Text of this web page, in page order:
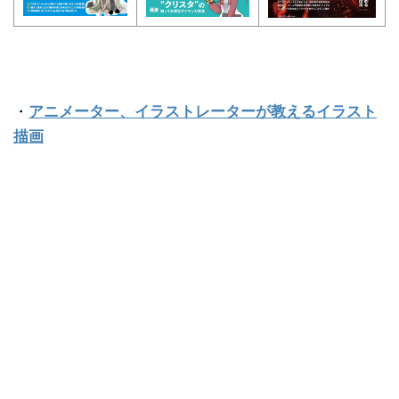
・ アニメーター、イラストレーターが教えるイラスト
描画